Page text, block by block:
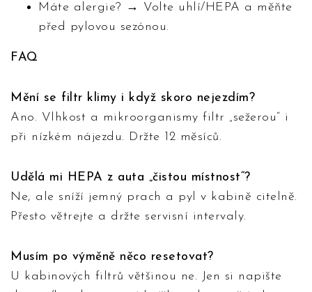
Máte alergie? → Volte uhlí/HEPA a měňte
před pylovou sezónou.
FAQ
Mění se filtr klimy i když skoro nejezdím?
Ano. Vlhkost a mikroorganismy filtr „sežerou“ i
při nízkém nájezdu. Držte 12 měsíců.
Udělá mi HEPA z auta „čistou místnost“?
Ne, ale sníží jemný prach a pyl v kabině citelně.
Přesto větrejte a držte servisní intervaly.
Musím po výměně něco resetovat?
U kabinových filtrů většinou ne. Jen si napište